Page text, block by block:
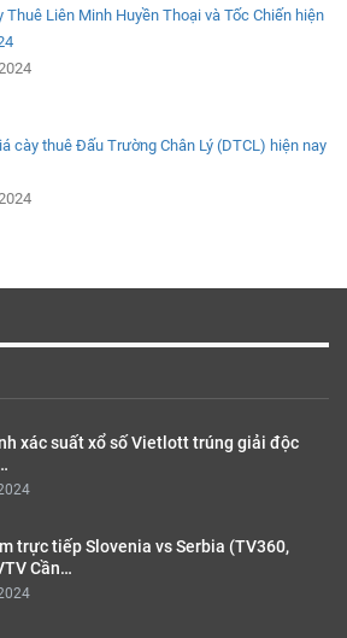
Thuê Liên Minh Huyền Thoại và Tốc Chiến hiện
cày thuê Đấu Trường Chân Lý (DTCL) hiện nay
xác suất xổ số Vietlott trúng giải độc
trực tiếp Slovenia vs Serbia (TV360,
Cần…